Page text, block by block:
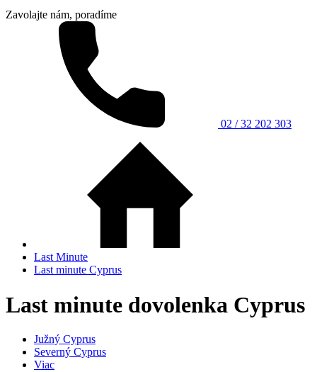
Zavolajte nám, poradíme
02 / 32 202 303
Last Minute
Last minute Cyprus
Last minute dovolenka Cyprus
Južný Cyprus
Severný Cyprus
Viac